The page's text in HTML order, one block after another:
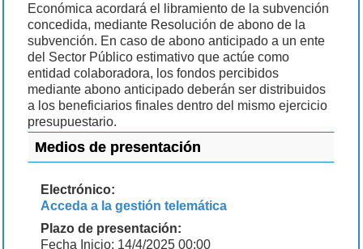
Económica acordará el libramiento de la subvención
concedida, mediante Resolución de abono de la
subvención. En caso de abono anticipado a un ente
del Sector Público estimativo que actúe como
entidad colaboradora, los fondos percibidos
mediante abono anticipado deberán ser distribuidos
a los beneficiarios finales dentro del mismo ejercicio
presupuestario.
Medios de presentación
Electrónico:
Acceda a la gestión telemática
Plazo de presentación:
Fecha Inicio: 14/4/2025 00:00